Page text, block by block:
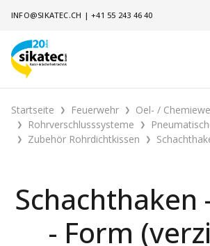
INFO@SIKATEC.CH |+41 55 243 46 40
Startseite Feuerwehr
Oel- /
Rohrverschlusssysteme
Zubehör Rohrdichtkissen
Schachthaken
- Form